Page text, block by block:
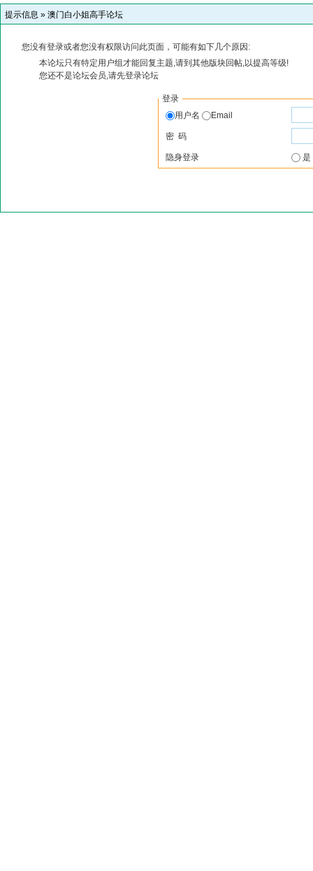
提示信息 » 澳门白小姐高手论坛
您没有登录或者您没有权限访问此页面，可能有如下几个原因:
本论坛只有特定用户组才能回复主题,请到其他版块回帖,以提高等级!
您还不是论坛会员,请先登录论坛
登录
用户名
Email
密 码
隐身登录